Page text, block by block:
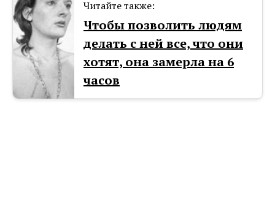
Читайте также:
Чтобы позволить людям
делать с ней все, что они
хотят, она замерла на 6
часов